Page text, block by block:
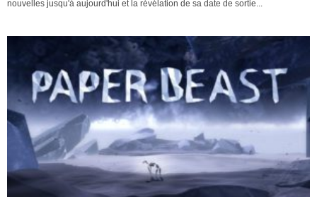
nouvelles jusqu'à aujourd'hui et la révélation de sa date de sortie...